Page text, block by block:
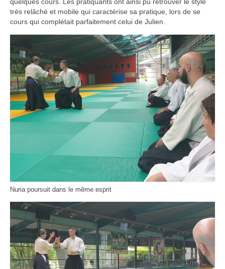
très relâché et mobile qui caractérise sa pratique, lors de se
cours qui complétait parfaitement celui de Julien.
Nuria poursuit dans le même esprit